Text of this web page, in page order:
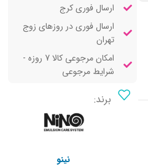
ارسال فوری کرج
ارسال فوری در روزهای زوج
تهران
امکان مرجوعی کالا 7 روزه -
شرایط مرجوعی
برند:
نینو